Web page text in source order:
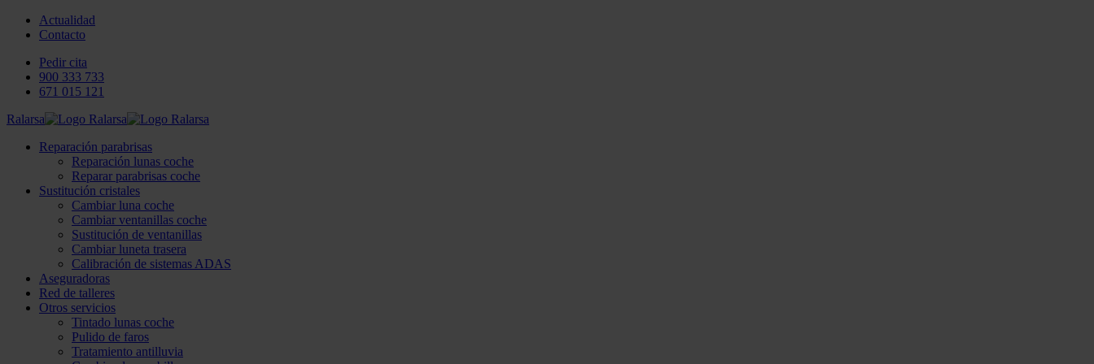
Actualidad
Contacto
Pedir cita
900 333 733
671 015 121
Ralarsa
Reparación parabrisas
Reparación lunas coche
Reparar parabrisas coche
Sustitución cristales
Cambiar luna coche
Cambiar ventanillas coche
Sustitución de ventanillas
Cambiar luneta trasera
Calibración de sistemas ADAS
Aseguradoras
Red de talleres
Otros servicios
Tintado lunas coche
Pulido de faros
Tratamiento antilluvia